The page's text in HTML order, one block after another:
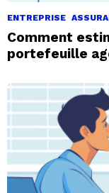
ENTREPRISE
Comment
portefeuille